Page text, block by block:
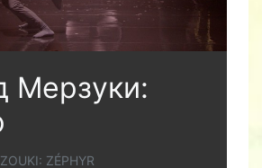
Мерзуки:
ZÉPHYR